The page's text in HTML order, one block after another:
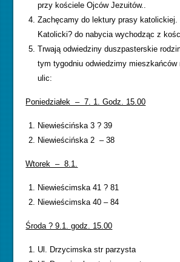
przy kościele Ojców Jezuitów..
Zachęcamy do lektury prasy katolickiej.
Katolicki? do nabycia wychodząc z
Trwają odwiedziny duszpasterskie
tym tygodniu odwiedzimy mieszkańców
ulic:
Poniedziałek – 7. 1. Godz. 15.00
Niewieścińska 3 ? 39
Niewieścińska 2 – 38
Wtorek – 8.1.
Niewieścimska 41 ? 81
Niewieścimska 40 – 84
Środa ? 9.1. godz. 15.00
Ul. Drzycimska str parzysta